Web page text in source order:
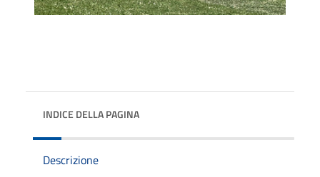
INDICE DELLA PAGINA
Descrizione